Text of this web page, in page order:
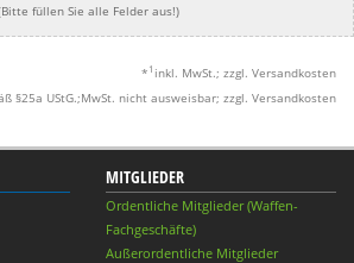
füllen Sie alle Felder aus!)
* 1 inkl. MwSt.; zzgl. Versandkosten
§25a UStG.;MwSt. nicht ausweisbar; zzgl. Versandkosten
MITGLIEDER
Ordentliche Mitglieder (Waffen-
Fachgeschäfte)
Außerordentliche Mitglieder